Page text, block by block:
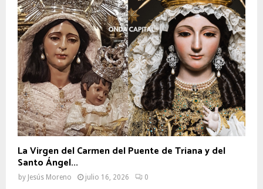
La Virgen del Carmen del Puente de Triana y del
Santo Ángel...
by Jesús Moreno julio 16, 2026 0